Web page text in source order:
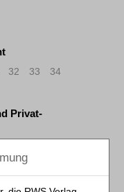
32 33 34
Privat-
11